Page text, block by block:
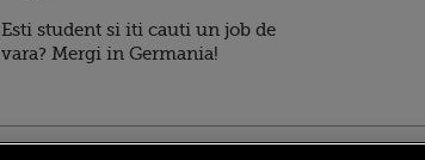
Esti student si iti cauti un job de
vara? Mergi in Germania!